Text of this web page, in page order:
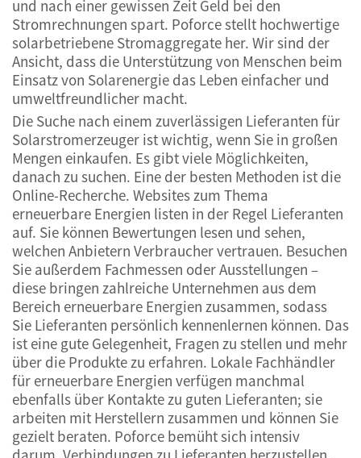
und nach einer gewissen Zeit Geld bei den
Stromrechnungen spart. Poforce stellt hochwertige
solarbetriebene Stromaggregate her. Wir sind der
Ansicht, dass die Unterstützung von Menschen beim
Einsatz von Solarenergie das Leben einfacher und
umweltfreundlicher macht.
Die Suche nach einem zuverlässigen Lieferanten für
Solarstromerzeuger ist wichtig, wenn Sie in großen
Mengen einkaufen. Es gibt viele Möglichkeiten,
danach zu suchen. Eine der besten Methoden ist die
Online-Recherche. Websites zum Thema
erneuerbare Energien listen in der Regel Lieferanten
auf. Sie können Bewertungen lesen und sehen,
welchen Anbietern Verbraucher vertrauen. Besuchen
Sie außerdem Fachmessen oder Ausstellungen –
diese bringen zahlreiche Unternehmen aus dem
Bereich erneuerbare Energien zusammen, sodass
Sie Lieferanten persönlich kennenlernen können. Das
ist eine gute Gelegenheit, Fragen zu stellen und mehr
über die Produkte zu erfahren. Lokale Fachhändler
für erneuerbare Energien verfügen manchmal
ebenfalls über Kontakte zu guten Lieferanten; sie
arbeiten mit Herstellern zusammen und können Sie
gezielt beraten. Poforce bemüht sich intensiv